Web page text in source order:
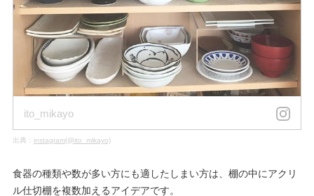
ito_mikayo
出典： instagram(@ito_mikayo)
食器の種類や数が多い方にも適したしまい方は、棚の中にアクリ
ル仕切棚を複数加えるアイデアです。